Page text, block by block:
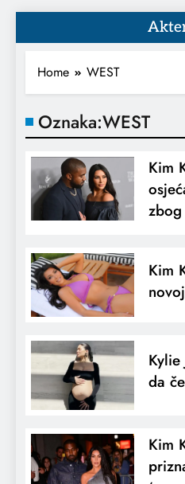
Home WEST
Oznaka:WEST
Kim
zbog
Kim
da
Kim